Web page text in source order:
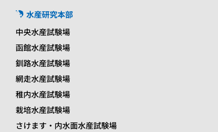
水産研究本部
中央水産試験場
函館水産試験場
釧路水産試験場
網走水産試験場
稚内水産試験場
栽培水産試験場
さけます・内水面水産試験場